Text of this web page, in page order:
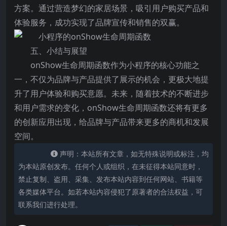
方案。通过营造梦幻的家居场景，吸引用户购买产品和
体验服务，成功实现了品牌宣传和销售的双赢。
五、小结与展望
onShow生命周期函数作为小程序的核心功能之
一，不仅为品牌与产品提供了展示的机会，更极大地提
升了用户体验和购买意愿。未来，随着技术的不断进步
和用户需求的变化，onShow生命周期函数还将有更多
的创新应用出现，给品牌与产品带来更多的商机和发展
空间。
声明：本站所有文章，如无特殊说明或标注，均
为本站原创发布。任何个人或组织，在未征得本站同意时，
禁止复制、盗用、采集、发布本站内容到任何网站、书籍等
各类媒体平台。如若本站内容侵犯了原著者的合法权益，可
联系我们进行处理。